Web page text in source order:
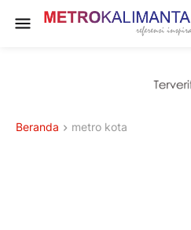
Beranda metro kota